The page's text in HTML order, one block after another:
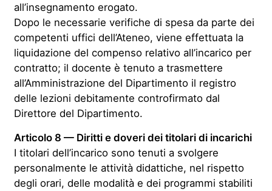
all’insegnamento erogato.
Dopo le necessarie verifiche di spesa da parte dei
competenti uffici dell’Ateneo, viene effettuata la
liquidazione del compenso relativo all’incarico per
contratto; il docente è tenuto a trasmettere
all’Amministrazione del Dipartimento il registro
delle lezioni debitamente controfirmato dal
Direttore del Dipartimento.
Articolo 8 — Diritti e doveri dei titolari di incarichi
I titolari dell’incarico sono tenuti a svolgere
personalmente le attività didattiche, nel rispetto
degli orari, delle modalità e dei programmi stabiliti